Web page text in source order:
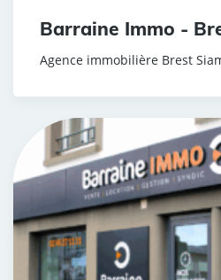
Barraine Immo -
Agence immobilière Brest